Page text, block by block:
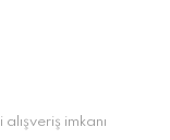
imkanı